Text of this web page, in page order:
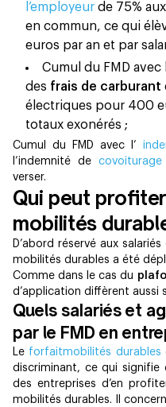
l’employeur de 75%
en commun, ce qui
euros par an et par
Cumul du FMD
des frais de carburant
électriques pour 400
totaux exonérés ;
Cumul du FMD avec l’
l’indemnité decovoiturage
verser.
Qui peut
mobilités
D’abord réservé aux
mobilités durables a été
Comme dans le cas du
d’application diffèrent aussi
Quels salariés et
par le FMD en
Le forfaitmobilités durables
discriminant, ce qui signifie
des entreprises d’en
mobilités durables. Il